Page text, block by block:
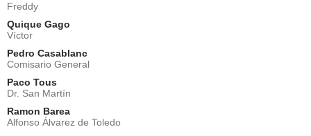
Freddy
Quique Gago
Víctor
Pedro Casablanc
Comisario General
Paco Tous
Dr. San Martín
Ramon Barea
Alfonso Álvarez de Toledo